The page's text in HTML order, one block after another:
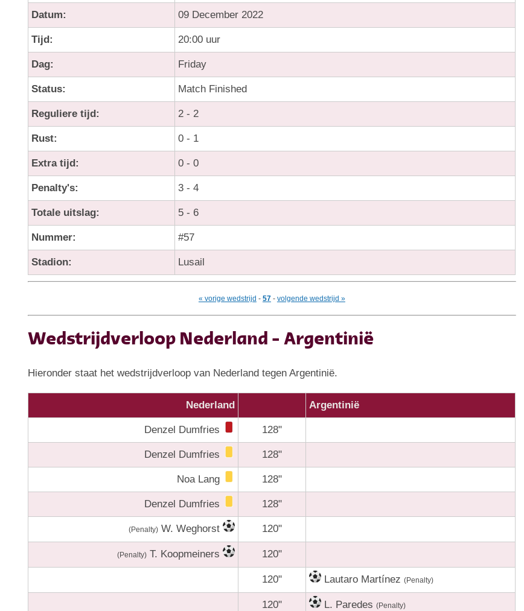
Datum: 09 December 2022
Tijd: 20:00 uur
Dag: Friday
Status: Match Finished
Reguliere tijd: 2 - 2
Rust: 0 - 1
Extra tijd: 0 - 0
Penalty's: 3 - 4
Totale uitslag: 5 - 6
Nummer: #57
Stadion: Lusail
« vorige wedstrijd - 57- volgende wedstrijd »
Wedstrijdverloop Nederland - Argentinië
Hieronder staat het wedstrijdverloop van Nederland tegen Argentinië.
Nederland Argentinië
Denzel Dumfries 128"
Denzel Dumfries 128"
Noa Lang 128"
Denzel Dumfries 128"
(Penalty) W. Weghorst 120"
(Penalty) T. Koopmeiners 120"
120" Lautaro Martínez(Penalty)
120" L. Paredes(Penalty)